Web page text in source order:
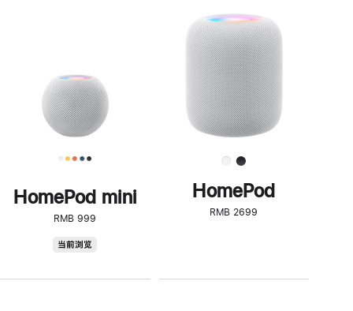
HomePod mini
RMB 999
当前浏览
步
了
解
HomePod<
HomePod
RMB 2699